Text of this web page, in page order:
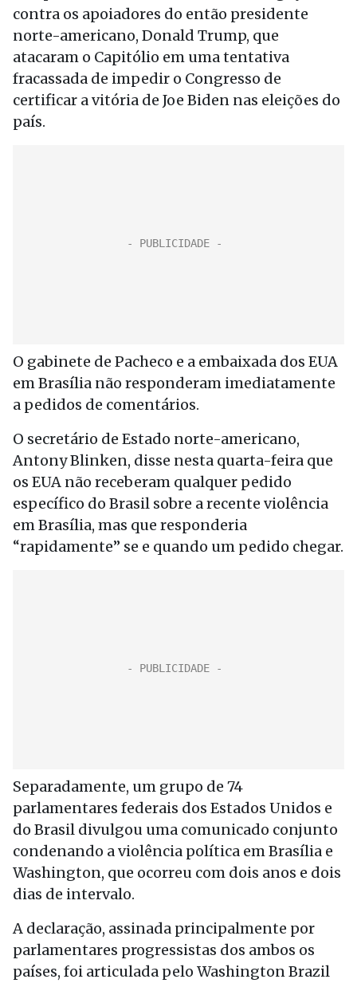
contra os apoiadores do então presidente
norte-americano, Donald Trump, que
atacaram o Capitólio em uma tentativa
fracassada de impedir o Congresso de
certificar a vitória de Joe Biden nas eleições do
país.
O gabinete de Pacheco e a embaixada dos EUA
em Brasília não responderam imediatamente
a pedidos de comentários.
O secretário de Estado norte-americano,
Antony Blinken, disse nesta quarta-feira que
os EUA não receberam qualquer pedido
específico do Brasil sobre a recente violência
em Brasília, mas que responderia
“rapidamente” se e quando um pedido chegar.
Separadamente, um grupo de 74
parlamentares federais dos Estados Unidos e
do Brasil divulgou uma comunicado conjunto
condenando a violência política em Brasília e
Washington, que ocorreu com dois anos e dois
dias de intervalo.
A declaração, assinada principalmente por
parlamentares progressistas dos ambos os
países, foi articulada pelo Washington Brazil